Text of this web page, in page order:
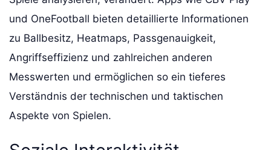
und OneFootball bieten detaillierte Informationen
zu Ballbesitz, Heatmaps, Passgenauigkeit,
Angriffseffizienz und zahlreichen anderen
Messwerten und ermöglichen so ein tieferes
Verständnis der technischen und taktischen
Aspekte von Spielen.